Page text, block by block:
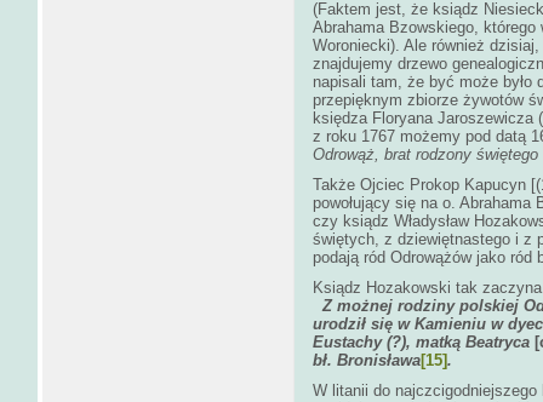
(Faktem jest, że ksiądz
Abrahama Bzowskiego, którego
Woroniecki). Ale również
znajdujemy drzewo
napisali tam, że być może było
przepięknym zbiorze żywotów
księdza Floryana Jaroszewicza
z roku 1767 możemy pod datą
Odrowąż, brat rodzony
Także Ojciec Prokop Kapucyn
powołujący się na o.
czy ksiądz Władysław
świętych, z dziewiętnastego i z
podają ród Odrowążów jako ród
Ksiądz Hozakowski tak
Z możnej rodziny polskiej
urodził się w Kamieniu w
Eustachy (?), matką Beatryca
bł. Bronisława[15].
W litanii do najczcigodniejszego